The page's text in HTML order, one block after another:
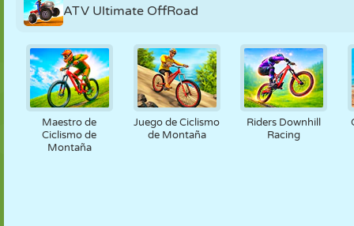
ATV Ultimate OffRoad
Maestro de
Ciclismo de
Montaña
Juego de Ciclismo
de Montaña
Riders Downhill
Racing